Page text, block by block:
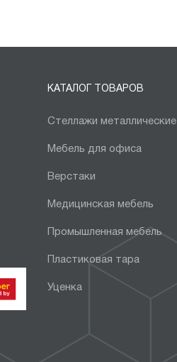
КАТАЛОГ ТОВАРОВ
Стеллажи металлические
Мебель для офиса
Верстаки
Медицинская мебель
Промышленная мебель
Пластиковая тара
Уценка